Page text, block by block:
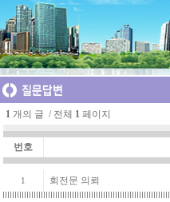
1개의 글 / 전체 1페이지
번호
1 회전문 의뢰